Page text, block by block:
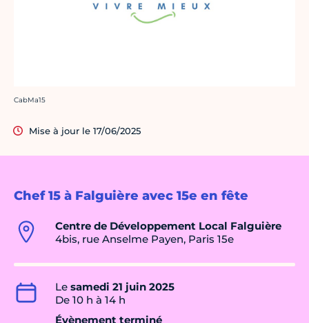
Chef 15 à Falguière avec 15e en fête
Centre de Développement Local Falguière
4bis, rue Anselme Payen, Paris 15e
Le samedi 21 juin 2025
De 10 h à 14 h
Évènement terminé
Crédit photo :
CabMa15
Mise à jour le 17/06/2025